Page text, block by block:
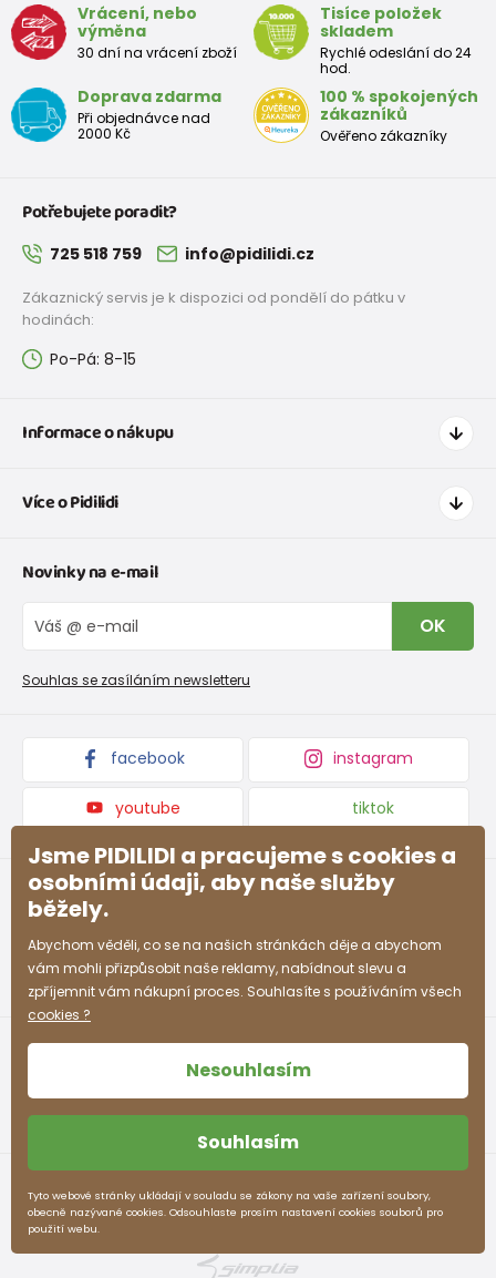
Vrácení, nebo
výměna
30 dní na vrácení zboží
Tisíce položek
skladem
Rychlé odeslání do 24
hod.
Doprava zdarma
Při objednávce nad
2000 Kč
100 % spokojených
zákazníků
Ověřeno zákazníky
Potřebujete poradit?
725 518 759 info@pidilidi.cz
Zákaznický servis je k dispozici od pondělí do pátku v
hodinách:
Po-Pá: 8-15
Informace o nákupu
Doprava a platba
Tabulka velikostí obuvi
Vrácení zboží a reklamace
Reklamační řád
Více o Pidilidi
O nás
Blog
Velkoobchod PiDiLiDi
Affiliate program
Kolekce zboží
Novinky na e-mail
OK
Souhlas se zasíláním newsletteru
facebook instagram
youtube tiktok
pidilidi.cz © 2026. Webdesign
Jsme PIDILIDI a pracujeme s cookies a
osobními údaji, aby naše služby
běžely.
Abychom věděli, co se na našich stránkách děje a abychom
vám mohli přizpůsobit naše reklamy, nabídnout slevu a
zpříjemnit vám nákupní proces. Souhlasíte s používáním všech
cookies ?
Nesouhlasím
Souhlasím
Tyto webové stránky ukládají v souladu se zákony na vaše zařízení soubory,
obecně nazývané cookies. Odsouhlaste prosím nastavení cookies souborů pro
použití webu.